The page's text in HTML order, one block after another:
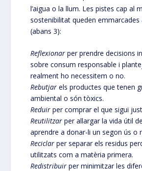
l’aigua o la llum. Les pistes cap al
sostenibilitat queden emmarcades
(abans 3):
Reflexionarper prendre decisions
sobre consum responsable i
realment ho necessitem o no.
Rebutjarels productes que tenen
ambiental o són tòxics.
Reduirper comprar el que sigui
Reutilitzarper allargar la vida útil
aprendre a donar-li un segon ús o
Reciclarper separar els residus
utilitzats com a matèria primera.
Redistribuirper minimitzar les